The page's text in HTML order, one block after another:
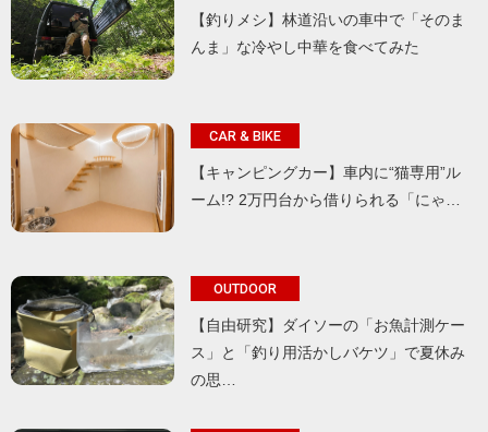
【釣りメシ】林道沿いの車中で「そのま
んま」な冷やし中華を食べてみた
CAR & BIKE
【キャンピングカー】車内に“猫専用”ル
ーム!? 2万円台から借りられる「にゃ…
OUTDOOR
【自由研究】ダイソーの「お魚計測ケー
ス」と「釣り用活かしバケツ」で夏休み
の思…